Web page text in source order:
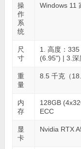
操
作
系
统
Windows 11
尺
寸
1. 高度：
(6.95") | 3.深
重
量
8.5 千克（
内
存
128GB
ECC
显
卡
Nvidia RTX